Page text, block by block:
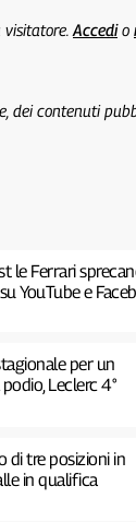
Accedio
dei contenuti
le Ferrari
YouTube e
per un
Leclerc 4°
di tre posizioni in
in qualifica